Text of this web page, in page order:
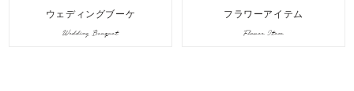
ウェディングブーケ
Wedding Bouquet
フラワーアイテム
Flower Item